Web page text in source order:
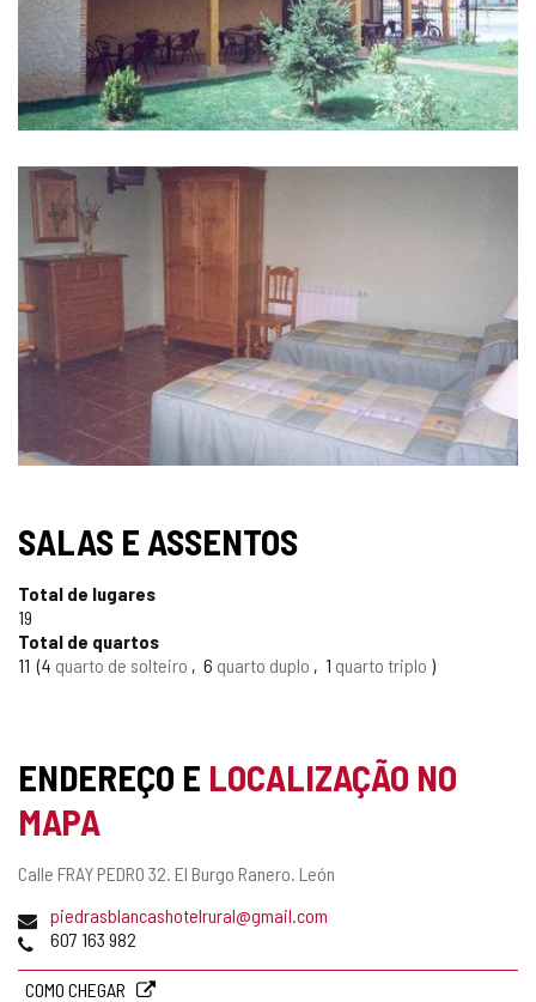
TIPO
SALAS E ASSENTOS
Total de lugares
19
Total de quartos
11 4 quarto de solteiro 6 quarto duplo 1 quarto triplo
ENDEREÇO E LOCALIZAÇÃO NO
MAPA
Endereço
Calle FRAY PEDRO 32. El Burgo Ranero. León
Endereço
de
piedrasblancashotelrural@gmail.com
Telefones
607 163 982
COMO CHEGAR